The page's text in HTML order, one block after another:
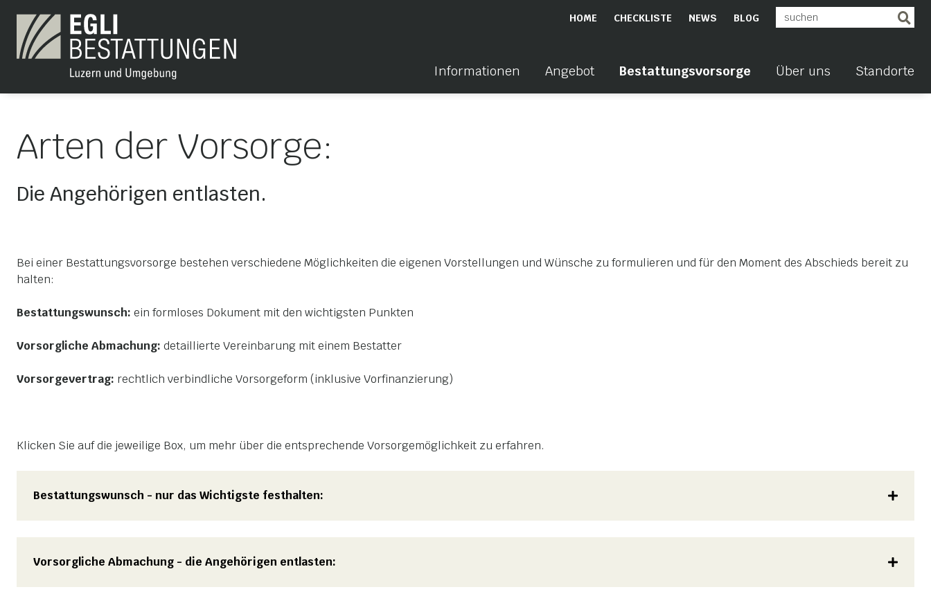
HOME CHECKLISTE NEWS BLOG
Informationen Angebot Bestattungsvorsorge Über uns Standorte
Arten der Vorsorge:
Die Angehörigen entlasten.
Bei einer Bestattungsvorsorge bestehen verschiedene Möglichkeiten die eigenen Vorstellungen und Wünsche zu formulieren und für den Moment des Abschieds bereit zu
halten:
Bestattungswunsch: ein formloses Dokument mit den wichtigsten Punkten
Vorsorgliche Abmachung: detaillierte Vereinbarung mit einem Bestatter
Vorsorgevertrag: rechtlich verbindliche Vorsorgeform (inklusive Vorfinanzierung)
Klicken Sie auf die jeweilige Box, um mehr über die entsprechende Vorsorgemöglichkeit zu erfahren.
Bestattungswunsch - nur das Wichtigste festhalten:
Vorsorgliche Abmachung - die Angehörigen entlasten: